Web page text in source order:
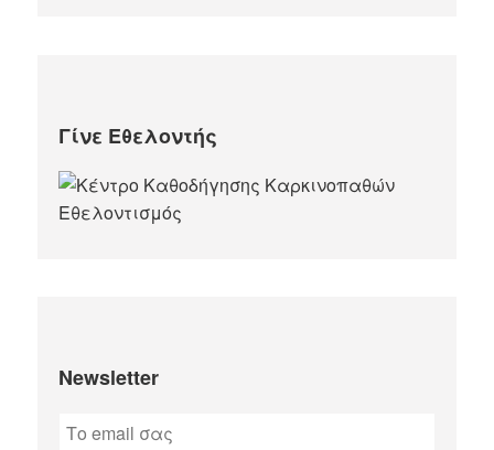
Γίνε Εθελοντής
Newsletter